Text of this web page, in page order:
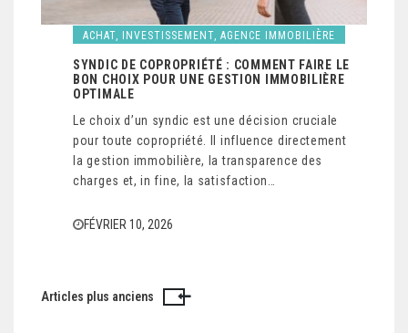
ACHAT, INVESTISSEMENT, AGENCE IMMOBILIÈRE
SYNDIC DE COPROPRIÉTÉ : COMMENT FAIRE LE
BON CHOIX POUR UNE GESTION IMMOBILIÈRE
OPTIMALE
Le choix d’un syndic est une décision cruciale
pour toute copropriété. Il influence directement
la gestion immobilière, la transparence des
charges et, in fine, la satisfaction…
FÉVRIER 10, 2026
Navigation
Articles plus anciens